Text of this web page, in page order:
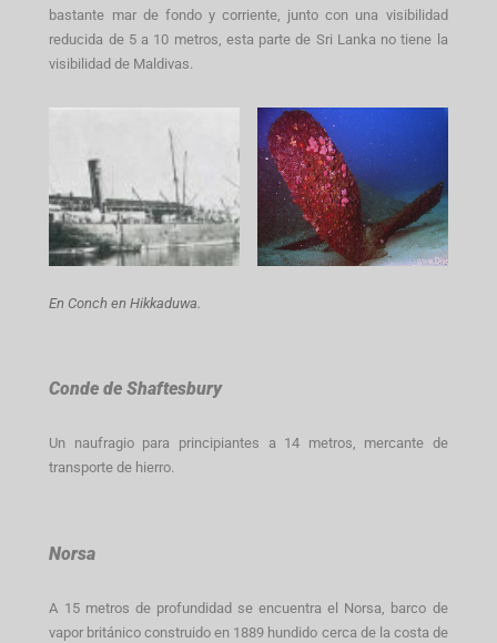
bastante mar de fondo y corriente, junto con una visibilidad
reducida de 5 a 10 metros, esta parte de Sri Lanka no tiene la
visibilidad de Maldivas.
En Conch en Hikkaduwa.
Conde de Shaftesbury
Un naufragio para principiantes a 14 metros, mercante de
transporte de hierro.
Norsa
A 15 metros de profundidad se encuentra el Norsa, barco de
vapor británico construido en 1889 hundido cerca de la costa de